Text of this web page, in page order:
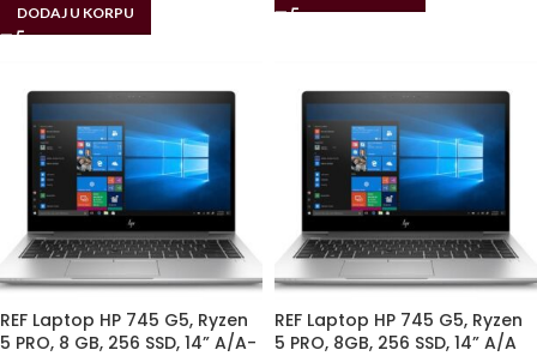
DODAJ U KORPU
REF Laptop HP 745 G5, Ryzen
5 PRO, 8 GB, 256 SSD, 14” A/A-
REF Laptop HP 745 G5, Ryzen
5 PRO, 8GB, 256 SSD, 14” A/A